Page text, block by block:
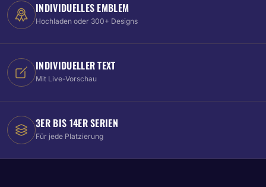
INDIVIDUELLES EMBLEM
Hochladen oder 300+ Designs
INDIVIDUELLER TEXT
Mit Live-Vorschau
3ER BIS 14ER SERIEN
Für jede Platzierung